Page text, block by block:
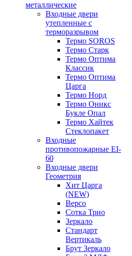
металлические
Входные двери
утепленные с
терморазрывом
Термо SOROS
Термо Старк
Термо Оптима
Классик
Термо Оптима
Царга
Термо Норд
Термо Оникс
Букле Опал
Термо Хайтек
Стеклопакет
Входные
противопожарные EI-
60
Входные двери
Геометрия
Хит Царга
(NEW)
Версо
Сотка Трио
Зеркало
Стандарт
Вертикаль
Брут Зеркало